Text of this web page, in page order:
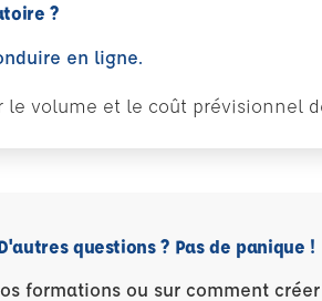
?
en ligne.
volume et le coût prévisionnel
questions ? Pas de panique !
formations ou sur comment